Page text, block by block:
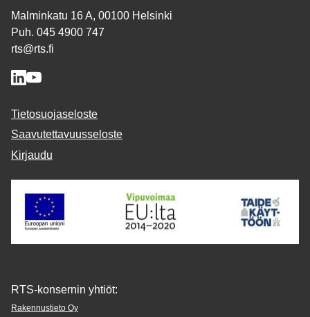
Malminkatu 16 A, 00100 Helsinki
Puh. 045 4900 747
rts@rts.fi
Tietosuojaseloste
Saavutettavuusseloste
Kirjaudu
RTS-konsernin yhtiöt:
Rakennustieto Oy